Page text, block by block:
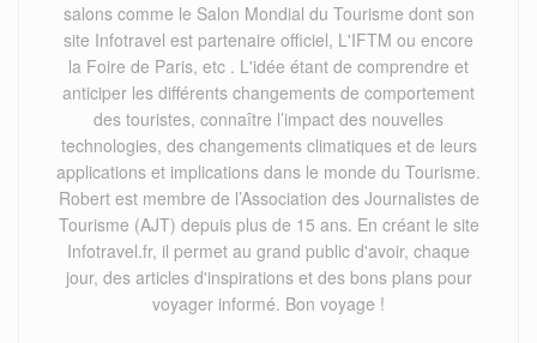
salons comme le Salon Mondial du Tourisme dont son
site Infotravel est partenaire officiel, L'IFTM ou encore
la Foire de Paris, etc . L'idée étant de comprendre et
anticiper les différents changements de comportement
des touristes, connaître l’impact des nouvelles
technologies, des changements climatiques et de leurs
applications et implications dans le monde du Tourisme.
Robert est membre de l’Association des Journalistes de
Tourisme (AJT) depuis plus de 15 ans. En créant le site
Infotravel.fr, il permet au grand public d'avoir, chaque
jour, des articles d'inspirations et des bons plans pour
voyager informé. Bon voyage !